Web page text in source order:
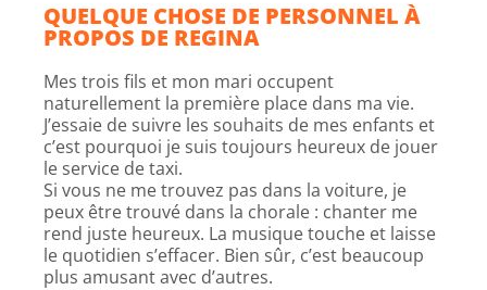
QUELQUE CHOSE DE PERSONNEL À
PROPOS DE REGINA
Mes trois fils et mon mari occupent
naturellement la première place dans ma vie.
J’essaie de suivre les souhaits de mes enfants et
c’est pourquoi je suis toujours heureux de jouer
le service de taxi.
Si vous ne me trouvez pas dans la voiture, je
peux être trouvé dans la chorale : chanter me
rend juste heureux. La musique touche et laisse
le quotidien s’effacer. Bien sûr, c’est beaucoup
plus amusant avec d’autres.